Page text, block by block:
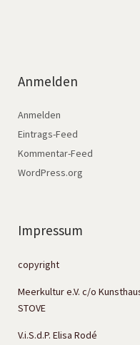
Anmelden
Anmelden
Eintrags-Feed
Kommentar-Feed
WordPress.org
Impressum
copyright
Meerkultur e.V. c/o
STOVE
V.i.S.d.P. Elisa Rodé